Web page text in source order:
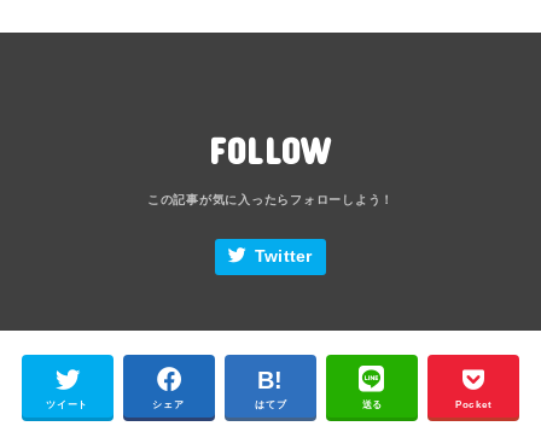
FOLLOW
Twitter
ツイート シェア はてブ 送る Pocket